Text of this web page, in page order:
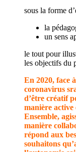
sous la forme
la
un sens
le tout pour
les objectifs du
En 2020, face
coronavirus
d’être créatif
manière active
Ensemble,
manière
répond aux
souhaitons